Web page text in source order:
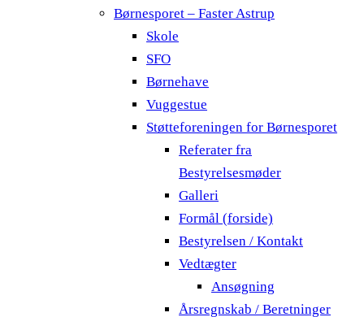
Børnesporet – Faster Astrup
Skole
SFO
Børnehave
Vuggestue
Støtteforeningen for Børnesporet
Referater fra
Bestyrelsesmøder
Galleri
Formål (forside)
Bestyrelsen / Kontakt
Vedtægter
Ansøgning
Årsregnskab / Beretninger